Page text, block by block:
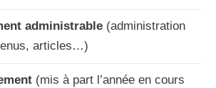
administrable (administration
articles…)
(mis à part l’année en cours